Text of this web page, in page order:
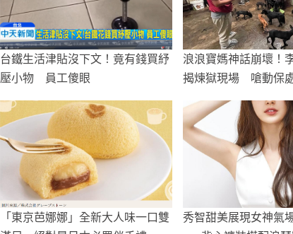
台鐵生活津貼沒下文！竟有錢買紓
壓小物 員工傻眼
浪浪寶媽神話崩壞！
揭煉獄現場 嗆動保
「東京芭娜娜」全新大人味一口雙
秀智甜美展現女神氣